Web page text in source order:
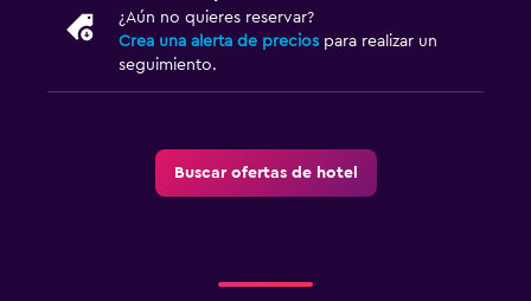
¿Aún no quieres reservar?
Crea una alerta de precios para realizar un
seguimiento.
Buscar ofertas de hotel